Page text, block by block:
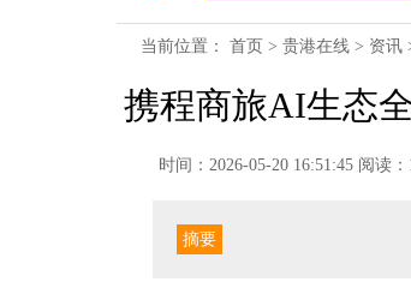
当前位置： 首页 > 贵港在线 > 资讯
携程商旅AI生态
时间：2026-05-20 16:51:45 阅读：
摘要